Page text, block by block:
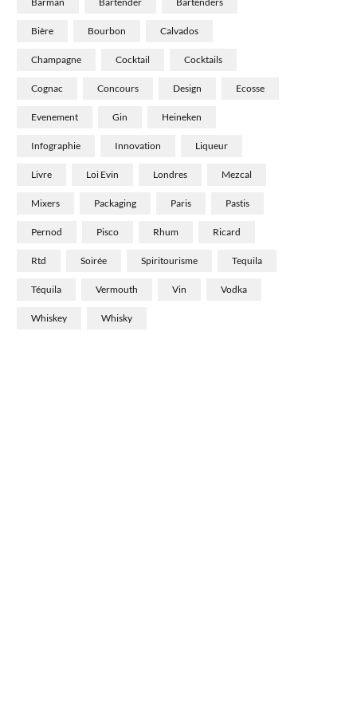
Bière Bourbon Calvados
Champagne Cocktail Cocktails
Cognac Concours Design Ecosse
Evenement Gin Heineken
Infographie Innovation Liqueur
Livre Loi Evin Londres Mezcal
Mixers Packaging Paris Pastis
Pernod Pisco Rhum Ricard
Rtd Soirée Spiritourisme Tequila
Téquila Vermouth Vin Vodka
Whiskey Whisky